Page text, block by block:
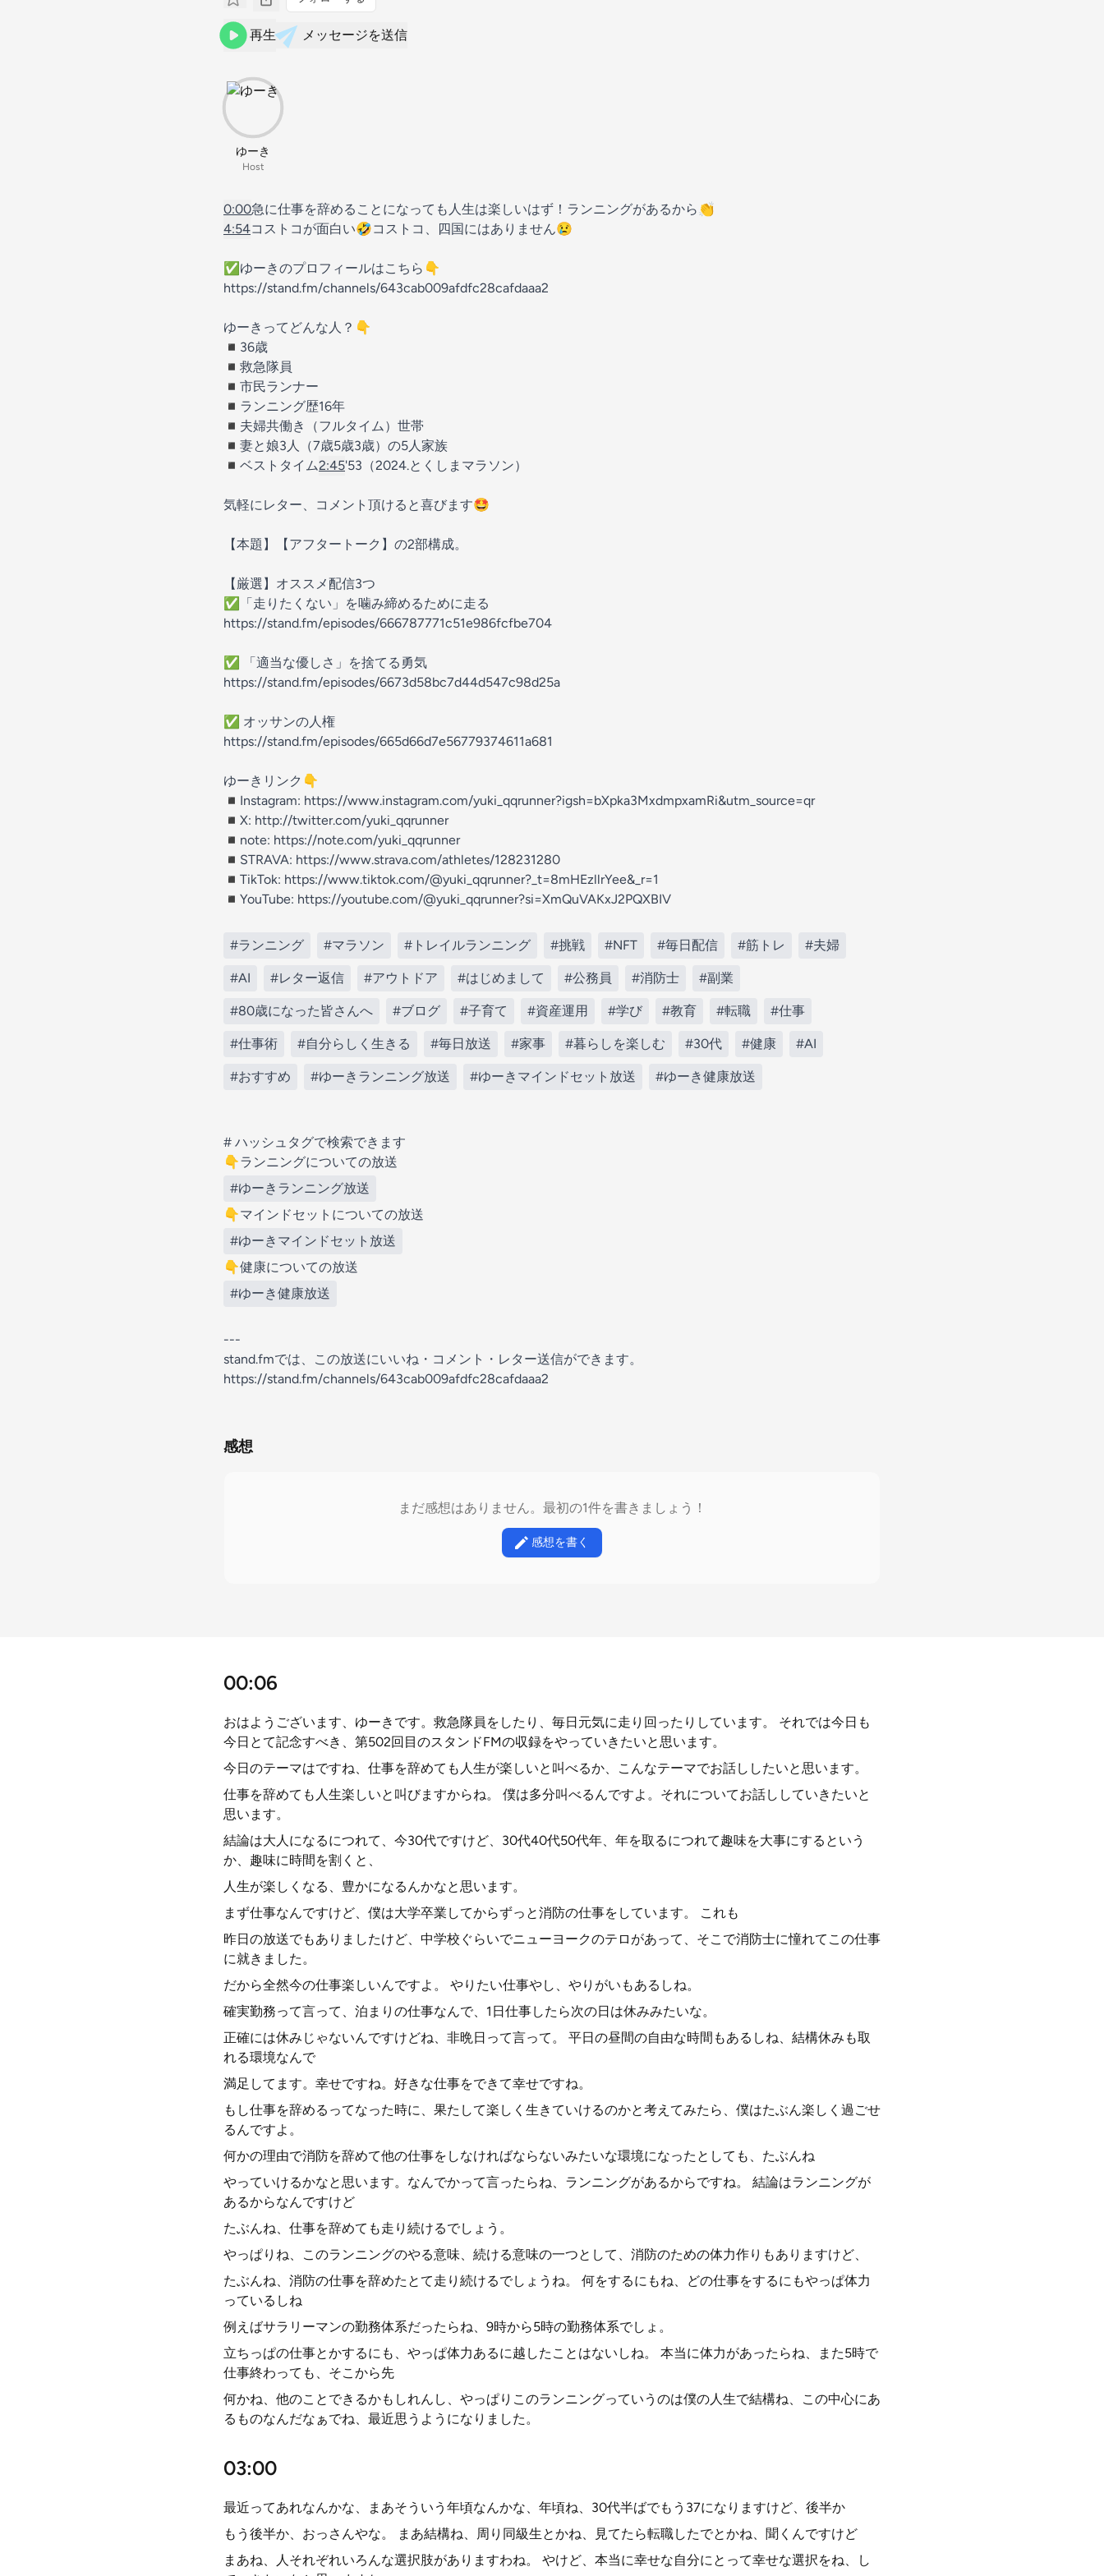
再生 メッセージを送信
ゆーき
Host
0:00急に仕事を辞めることになっても人生は楽しいはず！ランニングがあるから👏
4:54コストコが面白い🤣コストコ、四国にはありません😢
✅ゆーきのプロフィールはこちら👇
https://stand.fm/channels/643cab009afdfc28cafdaaa2
ゆーきってどんな人？👇
◾️36歳
◾️救急隊員
◾️市民ランナー
◾️ランニング歴16年
◾️夫婦共働き（フルタイム）世帯
◾️妻と娘3人（7歳5歳3歳）の5人家族
◾️ベストタイム2:45'53（2024.とくしまマラソン）
気軽にレター、コメント頂けると喜びます🤩
【本題】【アフタートーク】の2部構成。
【厳選】オススメ配信3つ
✅「走りたくない」を噛み締めるために走る
https://stand.fm/episodes/666787771c51e986fcfbe704
✅ 「適当な優しさ」を捨てる勇気
https://stand.fm/episodes/6673d58bc7d44d547c98d25a
✅ オッサンの人権
https://stand.fm/episodes/665d66d7e56779374611a681
ゆーきリンク👇
◾️Instagram: https://www.instagram.com/yuki_qqrunner?igsh=bXpka3MxdmpxamRi&utm_source=qr
◾️X: http://twitter.com/yuki_qqrunner
◾️note: https://note.com/yuki_qqrunner
◾️STRAVA: https://www.strava.com/athletes/128231280
◾️TikTok: https://www.tiktok.com/@yuki_qqrunner?_t=8mHEzllrYee&_r=1
◾️YouTube: https://youtube.com/@yuki_qqrunner?si=XmQuVAKxJ2PQXBIV
#ランニング #マラソン #トレイルランニング #挑戦 #NFT #毎日配信 #筋トレ #夫婦
#AI #レター返信 #アウトドア #はじめまして #公務員 #消防士 #副業
#80歳になった皆さんへ #ブログ #子育て #資産運用 #学び #教育 #転職 #仕事
#仕事術 #自分らしく生きる #毎日放送 #家事 #暮らしを楽しむ #30代 #健康 #AI
#おすすめ #ゆーきランニング放送 #ゆーきマインドセット放送 #ゆーき健康放送
# ハッシュタグで検索できます
👇ランニングについての放送
#ゆーきランニング放送
👇マインドセットについての放送
#ゆーきマインドセット放送
👇健康についての放送
#ゆーき健康放送
---
stand.fmでは、この放送にいいね・コメント・レター送信ができます。
https://stand.fm/channels/643cab009afdfc28cafdaaa2
感想
まだ感想はありません。最初の1件を書きましょう！
感想を書く
00:06
おはようございます、ゆーきです。救急隊員をしたり、毎日元気に走り回ったりしています。 それでは今日も
今日とて記念すべき、第502回目のスタンドFMの収録をやっていきたいと思います。
今日のテーマはですね、仕事を辞めても人生が楽しいと叫べるか、こんなテーマでお話ししたいと思います。
仕事を辞めても人生楽しいと叫びますからね。 僕は多分叫べるんですよ。それについてお話ししていきたいと
思います。
結論は大人になるにつれて、今30代ですけど、30代40代50代年、年を取るにつれて趣味を大事にするという
か、趣味に時間を割くと、
人生が楽しくなる、豊かになるんかなと思います。
まず仕事なんですけど、僕は大学卒業してからずっと消防の仕事をしています。 これも
昨日の放送でもありましたけど、中学校ぐらいでニューヨークのテロがあって、そこで消防士に憧れてこの仕事
に就きました。
だから全然今の仕事楽しいんですよ。 やりたい仕事やし、やりがいもあるしね。
確実勤務って言って、泊まりの仕事なんで、1日仕事したら次の日は休みみたいな。
正確には休みじゃないんですけどね、非晩日って言って。 平日の昼間の自由な時間もあるしね、結構休みも取
れる環境なんで
満足してます。幸せですね。好きな仕事をできて幸せですね。
もし仕事を辞めるってなった時に、果たして楽しく生きていけるのかと考えてみたら、僕はたぶん楽しく過ごせ
るんですよ。
何かの理由で消防を辞めて他の仕事をしなければならないみたいな環境になったとしても、たぶんね
やっていけるかなと思います。なんでかって言ったらね、ランニングがあるからですね。 結論はランニングが
あるからなんですけど
たぶんね、仕事を辞めても走り続けるでしょう。
やっぱりね、このランニングのやる意味、続ける意味の一つとして、消防のための体力作りもありますけど、
たぶんね、消防の仕事を辞めたとて走り続けるでしょうね。 何をするにもね、どの仕事をするにもやっぱ体力
っているしね
例えばサラリーマンの勤務体系だったらね、9時から5時の勤務体系でしょ。
立ちっぱの仕事とかするにも、やっぱ体力あるに越したことはないしね。 本当に体力があったらね、また5時で
仕事終わっても、そこから先
何かね、他のことできるかもしれんし、やっぱりこのランニングっていうのは僕の人生で結構ね、この中心にあ
るものなんだなぁでね、最近思うようになりました。
03:00
最近ってあれなんかな、まあそういう年頃なんかな、年頃ね、30代半ばでもう37になりますけど、後半か
もう後半か、おっさんやな。 まあ結構ね、周り同級生とかね、見てたら転職したでとかね、聞くんですけど
まあね、人それぞれいろんな選択肢がありますわね。 やけど、本当に幸せな自分にとって幸せな選択をね、し